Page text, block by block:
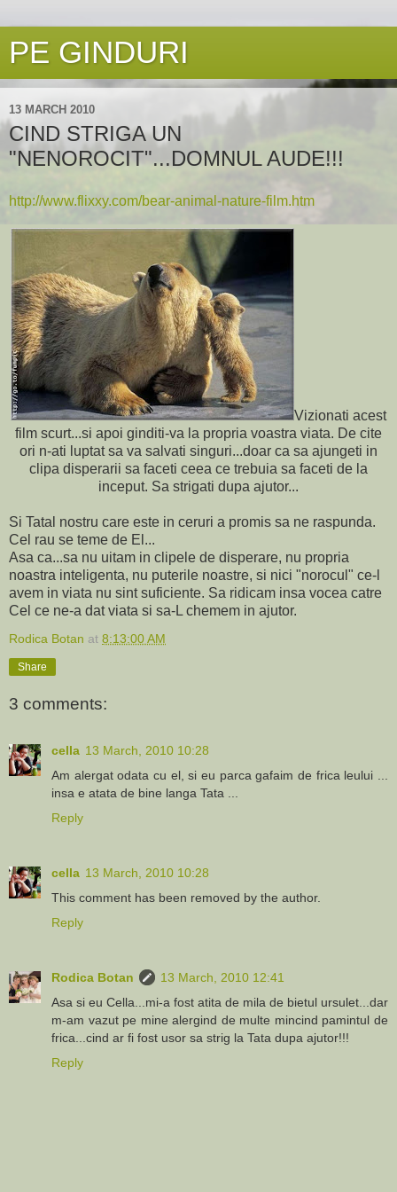
PE GINDURI
13 MARCH 2010
CIND STRIGA UN
"NENOROCIT"...DOMNUL AUDE!!!
http://www.flixxy.com/bear-animal-nature-film.htm
Vizionati acest
film scurt...si apoi ginditi-va la propria voastra viata. De cite
ori n-ati luptat sa va salvati singuri...doar ca sa ajungeti in
clipa disperarii sa faceti ceea ce trebuia sa faceti de la
inceput. Sa strigati dupa ajutor...
Si Tatal nostru care este in ceruri a promis sa ne raspunda.
Cel rau se teme de El...
Asa ca...sa nu uitam in clipele de disperare, nu propria
noastra inteligenta, nu puterile noastre, si nici "norocul" ce-l
avem in viata nu sint suficiente. Sa ridicam insa vocea catre
Cel ce ne-a dat viata si sa-L chemem in ajutor.
Rodica Botan at 8:13:00 AM
Share
3 comments:
cella 13 March, 2010 10:28
Am alergat odata cu el, si eu parca gafaim de frica leului ...
insa e atata de bine langa Tata ...
Reply
cella 13 March, 2010 10:28
This comment has been removed by the author.
Reply
Rodica Botan
13 March, 2010 12:41
Asa si eu Cella...mi-a fost atita de mila de bietul ursulet...dar
m-am vazut pe mine alergind de multe mincind pamintul de
frica...cind ar fi fost usor sa strig la Tata dupa ajutor!!!
Reply